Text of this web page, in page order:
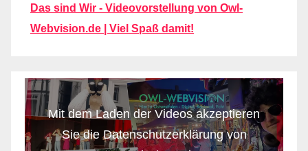
Das sind Wir - Videovorstellung von Owl-
Webvision.de | Viel Spaß damit!
Mit dem Laden der Videos akzeptieren
Sie die Datenschutzerklärung von